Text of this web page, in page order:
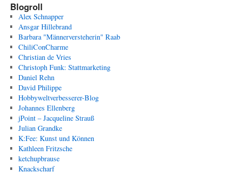
Blogroll
Alex Schnapper
Ansgar Hillebrand
Barbara "Männerversteherin" Raab
ChiliConCharme
Christian de Vries
Christoph Funk: Stattmarketing
Daniel Rehn
David Philippe
Hobbyweltverbesserer-Blog
Johannes Ellenberg
jPoint – Jacqueline Strauß
Julian Grandke
K:Fee: Kunst und Können
Kathleen Fritzsche
ketchupbrause
Knackscharf